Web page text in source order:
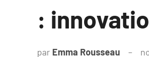
:
par Emma Rousseau